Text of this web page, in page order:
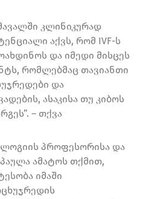
კლინიკურად
აქვს, რომ IVF-ს
და იმედი მისცეს
რომლებმაც თავიანთი
და
ასაკისა თუ კიბოს
– თქვა
პროფესორისა და
ამატოს თქმით,
იმაში